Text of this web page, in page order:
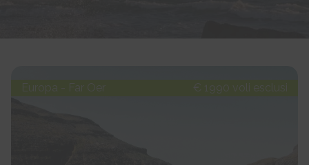
Europa - Far Oer € 1990 voli esclusi